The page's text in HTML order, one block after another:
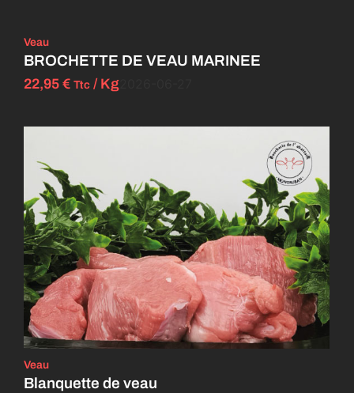
Veau
BROCHETTE DE VEAU MARINEE
22,95 € Ttc / Kg
Veau
Blanquette de veau